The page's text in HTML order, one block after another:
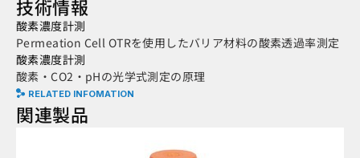
技術情報
酸素濃度計測
Permeation Cell OTRを使用したバリア材料の酸素透過率測定
酸素濃度計測
酸素・CO2・pHの光学式測定の原理
RELATED INFOMATION
関連製品